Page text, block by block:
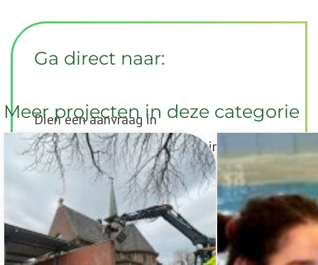
Ga direct naar:
Dien een aanvraag in
Komt mijn project in aanmerking?
Veelgestelde vragen
Meer projecten in deze categorie